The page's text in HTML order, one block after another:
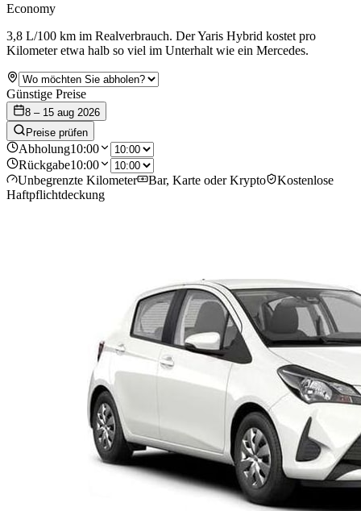
Economy
3,8 L/100 km im Realverbrauch. Der Yaris Hybrid kostet pro
Kilometer etwa halb so viel im Unterhalt wie ein Mercedes.
Günstige Preise
8 – 15 aug 2026
Preise prüfen
Abholung10:00
Rückgabe10:00
Unbegrenzte Kilometer
Bar, Karte oder Krypto
Kostenlose
Haftpflichtdeckung